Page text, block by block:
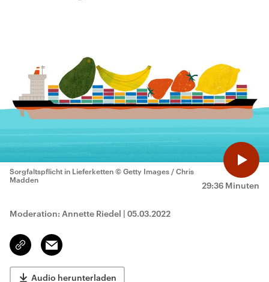
29:36 Minuten
Sorgfaltspflicht in Lieferketten © Getty Images / Chris
Madden
Moderation: Annette Riedel | 05.03.2022
Link
kopieren/teilen
Email
Audio herunterladen